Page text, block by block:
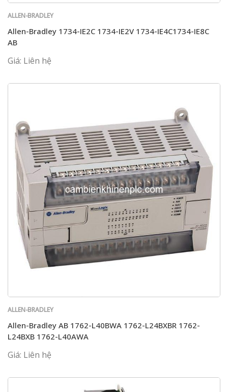
ALLEN-BRADLEY
Allen-Bradley 1734-IE2C 1734-IE2V 1734-IE4C1734-IE8C
AB
Giá: Liên hệ
ALLEN-BRADLEY
Allen-Bradley AB 1762-L40BWA 1762-L24BXBR 1762-
L24BXB 1762-L40AWA
Giá: Liên hệ